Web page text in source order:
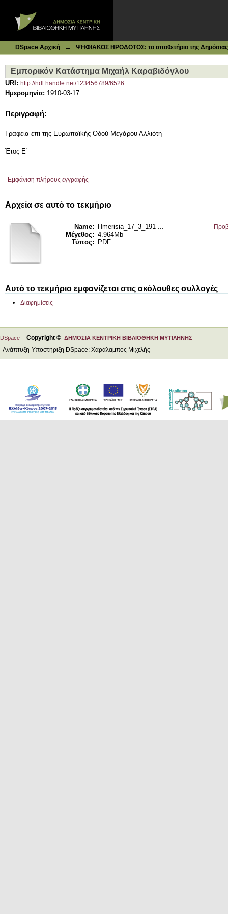
DSpace Αρχική → ΨΗΦΙΑΚΟΣ ΗΡΟΔΟΤΟΣ: το αποθετήριο της Δημόσιας
Εμπορικόν Κατάστημα Μιχαήλ Καραβιδόγλου
URI: http://hdl.handle.net/123456789/6526
Ημερομηνία: 1910-03-17
Περιγραφή:
Γραφεία επι της Ευρωπαϊκής Οδού Μεγάρου Αλλιότη
Έτος Ε΄
Εμφάνιση πλήρους εγγραφής
Αρχεία σε αυτό το τεκμήριο
Name:
Hmerisia_17_3_191 ...
Μέγεθος: 4.964Mb
Τύπος:
PDF
Αυτό το τεκμήριο εμφανίζεται στις ακόλουθες συλλογές
Διαφημίσεις
DSpace - Copyright © ΔΗΜΟΣΙΑ ΚΕΝΤΡΙΚΗ ΒΙΒΛΙΟΘΗΚΗ ΜΥΤΙΛΗΝΗΣ
Ανάπτυξη-Υποστήριξη DSpace: Χαράλαμπος Μιχελής